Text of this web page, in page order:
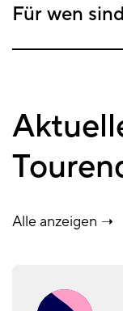
Für wen
Alle anzeigen